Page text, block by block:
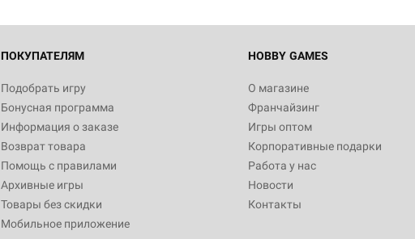
ПОКУПАТЕЛЯМ
Подобрать игру
Бонусная программа
Информация о заказе
Возврат товара
Помощь с правилами
Архивные игры
Товары без скидки
Мобильное приложение
HOBBY GAMES
О магазине
Франчайзинг
Игры оптом
Корпоративные подарки
Работа у нас
Новости
Контакты